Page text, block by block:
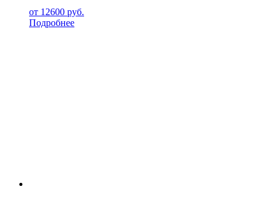
от 12600 руб.
Подробнее